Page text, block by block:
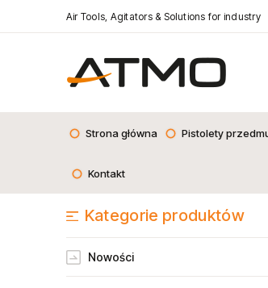
Air Tools, Agitators & Solutions for industry
Strona główna Pistolety
Kontakt
Kategorie produktów
Nowości